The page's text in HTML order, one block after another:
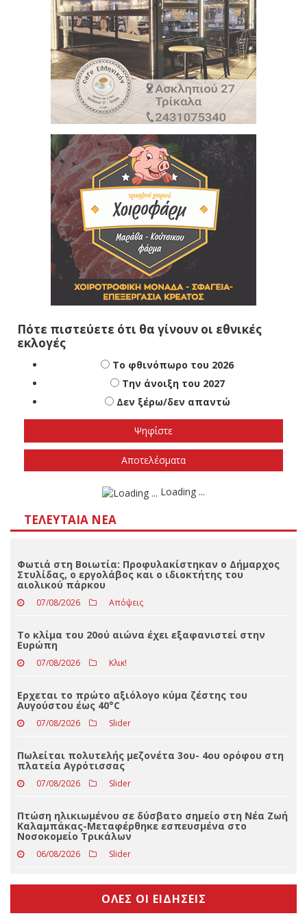
Πότε πιστεύετε ότι θα γίνουν οι εθνικές
εκλογές
Το φθινόπωρο του 2026
Την άνοιξη του 2027
Δεν ξέρω/δεν απαντώ
Αποτελέσματα
Loading ...
ΤΕΛΕΥΤΑΊΑ ΝΈΑ
Φωτιά στη Βοιωτία: Προφυλακίστηκαν ο Δήμαρχος
Στυλίδας, ο εργολάβος και ο ιδιοκτήτης του
αιολικού πάρκου
07/08/2026 Απόψεις
Το κλίμα του 20ού αιώνα έχει εξαφανιστεί στην
Ευρώπη
07/08/2026 Κλικ!
Ερχεται το πρώτο αξιόλογο κύμα ζέστης του
Αυγούστου έως 40°C
07/08/2026 Slider
Πωλείται πολυτελής μεζονέτα 3ου- 4ου ορόφου στη
πλατεία Αγρότισσας
07/08/2026 Slider
Πτώση ηλικιωμένου σε δύσβατο σημείο στη Νέα Ζωή
Καλαμπάκας-Μεταφέρθηκε εσπευσμένα στο
Νοσοκομείο Τρικάλων
06/08/2026 Slider
ΟΛΕΣ ΟΙ ΕΙΔΗΣΕΙΣ